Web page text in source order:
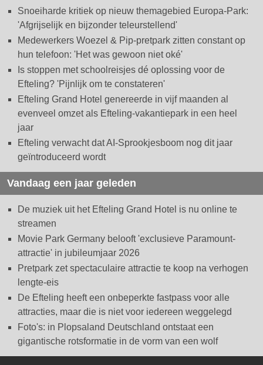
Snoeiharde kritiek op nieuw themagebied Europa-Park:
'Afgrijselijk en bijzonder teleurstellend'
Medewerkers Woezel & Pip-pretpark zitten constant op
hun telefoon: 'Het was gewoon niet oké'
Is stoppen met schoolreisjes dé oplossing voor de
Efteling? 'Pijnlijk om te constateren'
Efteling Grand Hotel genereerde in vijf maanden al
evenveel omzet als Efteling-vakantiepark in een heel
jaar
Efteling verwacht dat AI-Sprookjesboom nog dit jaar
geïntroduceerd wordt
Vandaag een jaar geleden
De muziek uit het Efteling Grand Hotel is nu online te
streamen
Movie Park Germany belooft 'exclusieve Paramount-
attractie' in jubileumjaar 2026
Pretpark zet spectaculaire attractie te koop na verhogen
lengte-eis
De Efteling heeft een onbeperkte fastpass voor alle
attracties, maar die is niet voor iedereen weggelegd
Foto's: in Plopsaland Deutschland ontstaat een
gigantische rotsformatie in de vorm van een wolf